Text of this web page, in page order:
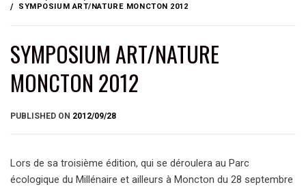
contentSYMPOSIUM ART/NATURE MONCTON 2012
SYMPOSIUM ART/NATURE
MONCTON 2012
PUBLISHED ON 2012/09/28
Lors de sa troisième édition, qui se déroulera au Parc
écologique du Millénaire et ailleurs à Moncton du 28 septembre